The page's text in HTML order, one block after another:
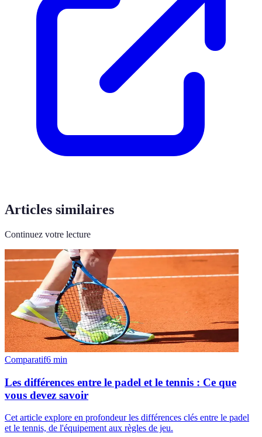
Articles similaires
Continuez votre lecture
Comparatif6 min
Les différences entre le padel et le tennis : Ce que
vous devez savoir
Cet article explore en profondeur les différences clés entre le padel
et le tennis, de l'équipement aux règles de jeu.